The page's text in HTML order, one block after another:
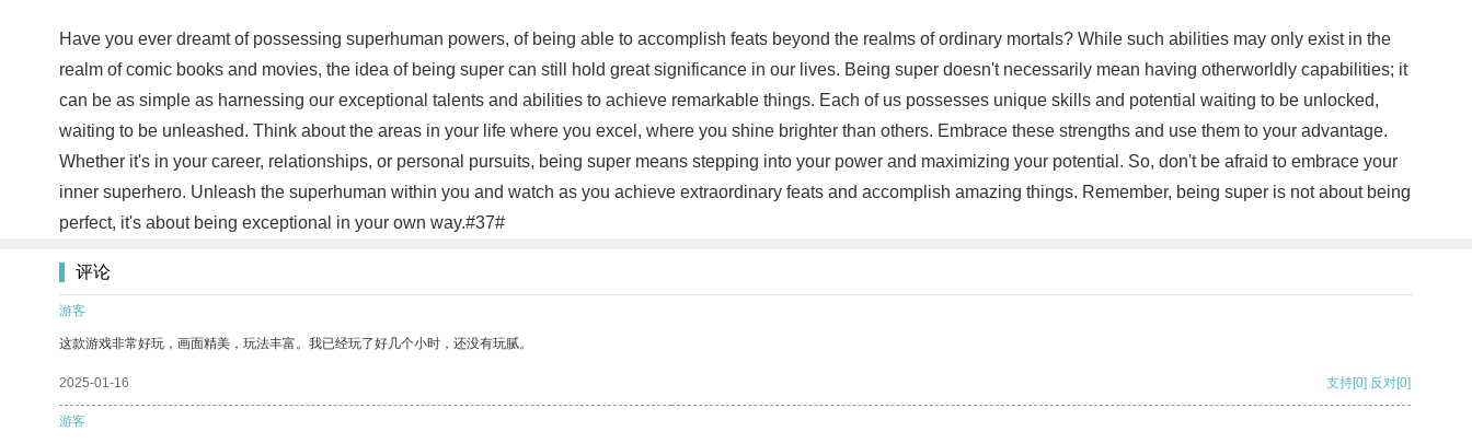
Have you ever dreamt of possessing superhuman powers, of being able to accomplish feats beyond the realms of ordinary mortals? While such abilities may only exist in the
realm of comic books and movies, the idea of being super can still hold great significance in our lives. Being super doesn't necessarily mean having otherworldly capabilities; it
can be as simple as harnessing our exceptional talents and abilities to achieve remarkable things. Each of us possesses unique skills and potential waiting to be unlocked,
waiting to be unleashed. Think about the areas in your life where you excel, where you shine brighter than others. Embrace these strengths and use them to your advantage.
Whether it's in your career, relationships, or personal pursuits, being super means stepping into your power and maximizing your potential. So, don't be afraid to embrace your
inner superhero. Unleash the superhuman within you and watch as you achieve extraordinary feats and accomplish amazing things. Remember, being super is not about being
perfect, it's about being exceptional in your own way.#37#
评论
游客
这款游戏非常好玩，画面精美，玩法丰富。我已经玩了好几个小时，还没有玩腻。
2025-01-16 支持[0] 反对[0]
游客